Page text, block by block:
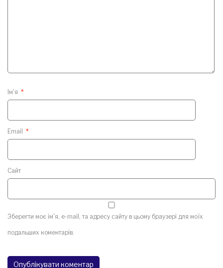
Ім'я *
Email *
Сайт
Зберегти моє ім'я, e-mail, та адресу сайту в цьому браузері для моїх
подальших коментарів.